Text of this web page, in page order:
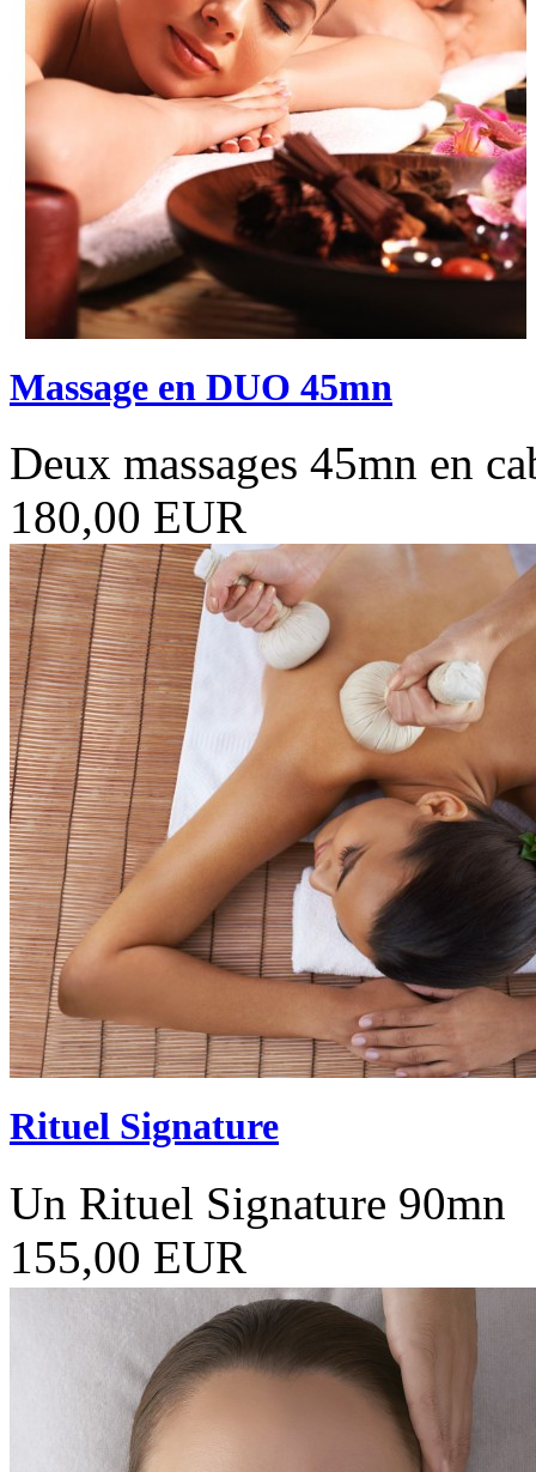
Massage en DUO 45mn
Deux massages 45mn en
180,00 EUR
Rituel Signature
Un Rituel Signature 90mn
155,00 EUR